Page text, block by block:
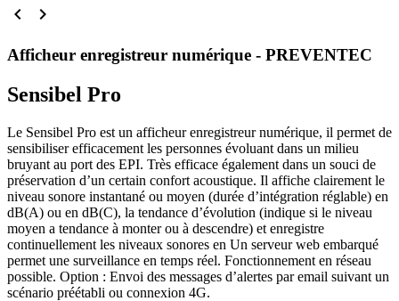
 
Afficheur enregistreur numérique - PREVENTEC
Sensibel Pro
Le Sensibel Pro est un afficheur enregistreur numérique, il permet de
sensibiliser efficacement les personnes évoluant dans un milieu
bruyant au port des EPI. Très efficace également dans un souci de
préservation d’un certain confort acoustique. Il affiche clairement le
niveau sonore instantané ou moyen (durée d’intégration réglable) en
dB(A) ou en dB(C), la tendance d’évolution (indique si le niveau
moyen a tendance à monter ou à descendre) et enregistre
continuellement les niveaux sonores en Un serveur web embarqué
permet une surveillance en temps réel. Fonctionnement en réseau
possible. Option : Envoi des messages d’alertes par email suivant un
scénario préétabli ou connexion 4G.